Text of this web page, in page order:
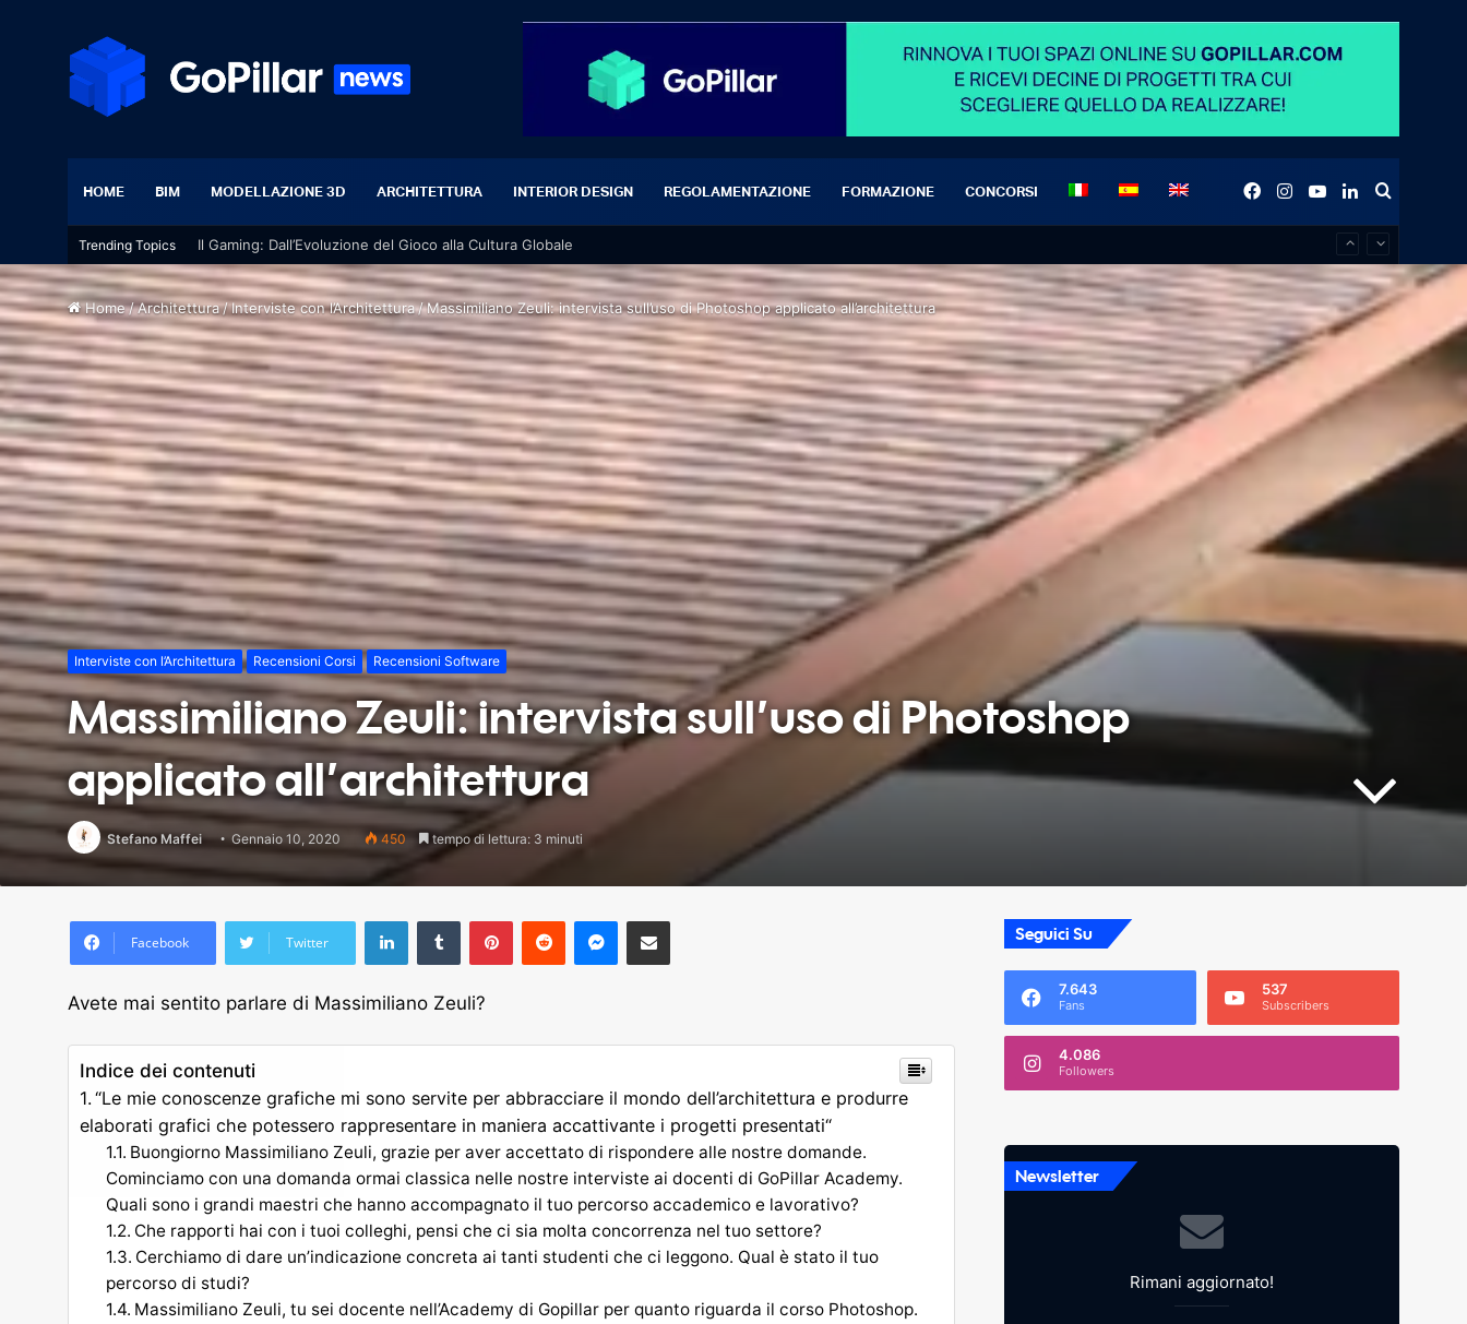
HOME BIM MODELLAZIONE 3D ARCHITETTURA INTERIOR DESIGN REGOLAMENTAZIONE FORMAZIONE CONCORSI Search
LinkedIn
YouTube
Instagram
Facebook
Trending Topics Il Gaming: Dall’Evoluzione del Gioco alla Cultura Globale
Home/Architettura/Interviste con l’Architettura/Massimiliano Zeuli: intervista sull’uso di Photoshop applicato all’architettura
Interviste con l’Architettura Recensioni Corsi Recensioni Software
Massimiliano Zeuli: intervista sull’uso di Photoshop
applicato all’architettura
Stefano Maffei Gennaio 10, 2020 450 tempo di lettura: 3 minuti
Facebook Twitter
LinkedInTumblr PinterestReddit Messenger
Share via Email
Avete mai sentito parlare di Massimiliano Zeuli?
Indice dei contenuti
“Le mie conoscenze grafiche mi sono servite per abbracciare il mondo dell’architettura e produrre
elaborati grafici che potessero rappresentare in maniera accattivante i progetti presentati“
Buongiorno Massimiliano Zeuli, grazie per aver accettato di rispondere alle nostre domande.
Cominciamo con una domanda ormai classica nelle nostre interviste ai docenti di GoPillar Academy.
Quali sono i grandi maestri che hanno accompagnato il tuo percorso accademico e lavorativo?
Che rapporti hai con i tuoi colleghi, pensi che ci sia molta concorrenza nel tuo settore?
Cerchiamo di dare un’indicazione concreta ai tanti studenti che ci leggono. Qual è stato il tuo
percorso di studi?
Massimiliano Zeuli, tu sei docente nell’Academy di Gopillar per quanto riguarda il corso Photoshop.
Seguici Su
7.643
Fans
537
Subscribers
4.086
Followers
Newsletter
Rimani aggiornato!